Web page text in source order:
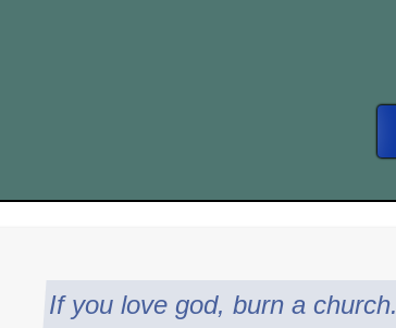
If you love god, burn a church.